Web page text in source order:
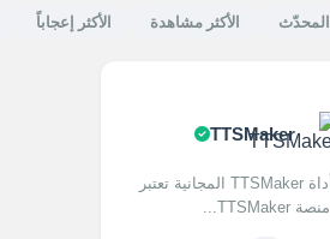
المحدّث الأكثر مشاهدة الأكثر إعجاباً
TTSMaker
التعريف بأداة TTSMaker المجانية تعتبر
منصة TTSMaker...